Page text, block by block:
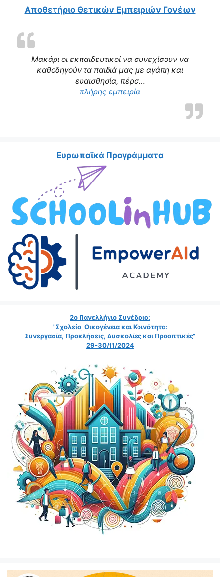
Μακάρι οι εκπαιδευτικοί να συνεχίσουν να
καθοδηγούν τα παιδιά μας με αγάπη και
ευαισθησία, πέρα…
πλήρης εμπειρία
Αποθετήριο Θετικών Εμπειριών Γονέων
Ευρωπαϊκά Προγράμματα
2ο Πανελλήνιο Συνέδριο:
"Σχολείο, Οικογένεια και Κοινότητα:
Συνεργασία, Προκλήσεις, Δυσκολίες και Προοπτικές"
29-30/11/2024